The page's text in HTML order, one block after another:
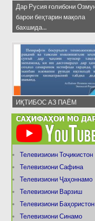
Дар Русия ғолибони
барои беҳтарин мақола
бахшида...
ИҚТИБОС АЗ ПАЁМ
Телевизиоин Тоҷикистон
Телевизиони Сафина
Телевизиони Ҷаҳоннамо
Телевизиони Варзиш
Телевизиони Баҳористон
Телевизиони Синамо